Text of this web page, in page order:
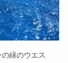
緑のウエス